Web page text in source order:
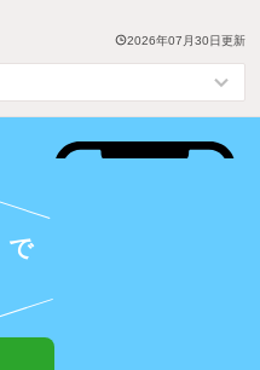
2026年07月30日更新
で